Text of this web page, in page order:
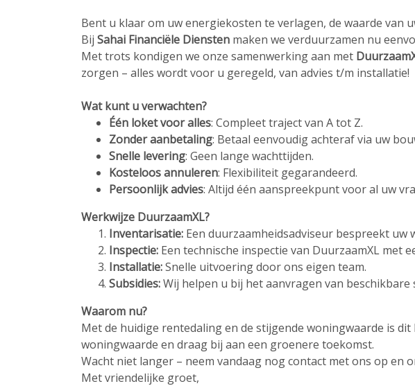
Bent u klaar om uw energiekosten te verlagen, de waarde
Bij Sahai Financiële Diensten maken we verduurzamen nu
Met trots kondigen we onze samenwerking aan met
zorgen – alles wordt voor u geregeld, van advies t/m installatie!
Wat kunt u verwachten?
Één loket voor alles: Compleet traject van A tot Z.
Zonder aanbetaling: Betaal eenvoudig achteraf via uw
Snelle levering: Geen lange wachttijden.
Kosteloos annuleren: Flexibiliteit gegarandeerd.
Persoonlijk advies: Altijd één aanspreekpunt voor al uw
Werkwijze DuurzaamXL?
Inventarisatie: Een duurzaamheidsadviseur bespreekt uw
Inspectie: Een technische inspectie van DuurzaamXL met
Installatie:Snelle uitvoering door ons eigen team.
Subsidies:Wij helpen u bij het aanvragen van beschikbare
Waarom nu?
Met de huidige rentedaling en de stijgende woningwaarde is
woningwaarde en draag bij aan een groenere toekomst.
Wacht niet langer – neem vandaag nog contact met ons op en
Met vriendelijke groet,